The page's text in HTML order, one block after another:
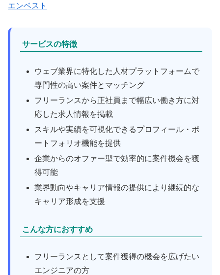
エンベスト
サービスの特徴
ウェブ業界に特化した人材プラットフォームで
専門性の高い案件とマッチング
フリーランスから正社員まで幅広い働き方に対
応した求人情報を掲載
スキルや実績を可視化できるプロフィール・ポ
ートフォリオ機能を提供
企業からのオファー型で効率的に案件機会を獲
得可能
業界動向やキャリア情報の提供により継続的な
キャリア形成を支援
こんな方におすすめ
フリーランスとして案件獲得の機会を広げたい
エンジニアの方